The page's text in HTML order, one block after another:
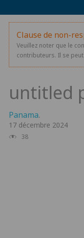
Clause de non-
Veuillez noter que le
contributeurs. Il se
Panama.
17 décembre 2024
38